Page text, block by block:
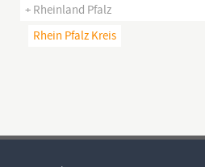
+ Rheinland Pfalz
Rhein Pfalz Kreis